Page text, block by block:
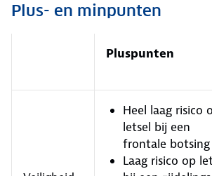
Plus- en minpunten
Pluspunten
Heel laag risico
letsel bij een
frontale botsing
Laag risico op